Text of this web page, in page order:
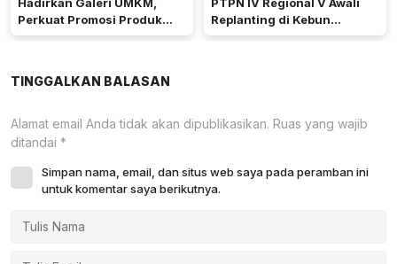
Perkuat Promosi Produk
Mitra Binaan Melalui Inovasi
Replanting di Kebun
Kembayan
TINGGALKAN BALASAN
Alamat email Anda tidak akan dipublikasikan. Ruas yang wajib
ditandai *
Simpan nama, email, dan situs web saya pada peramban ini
untuk komentar saya berikutnya.